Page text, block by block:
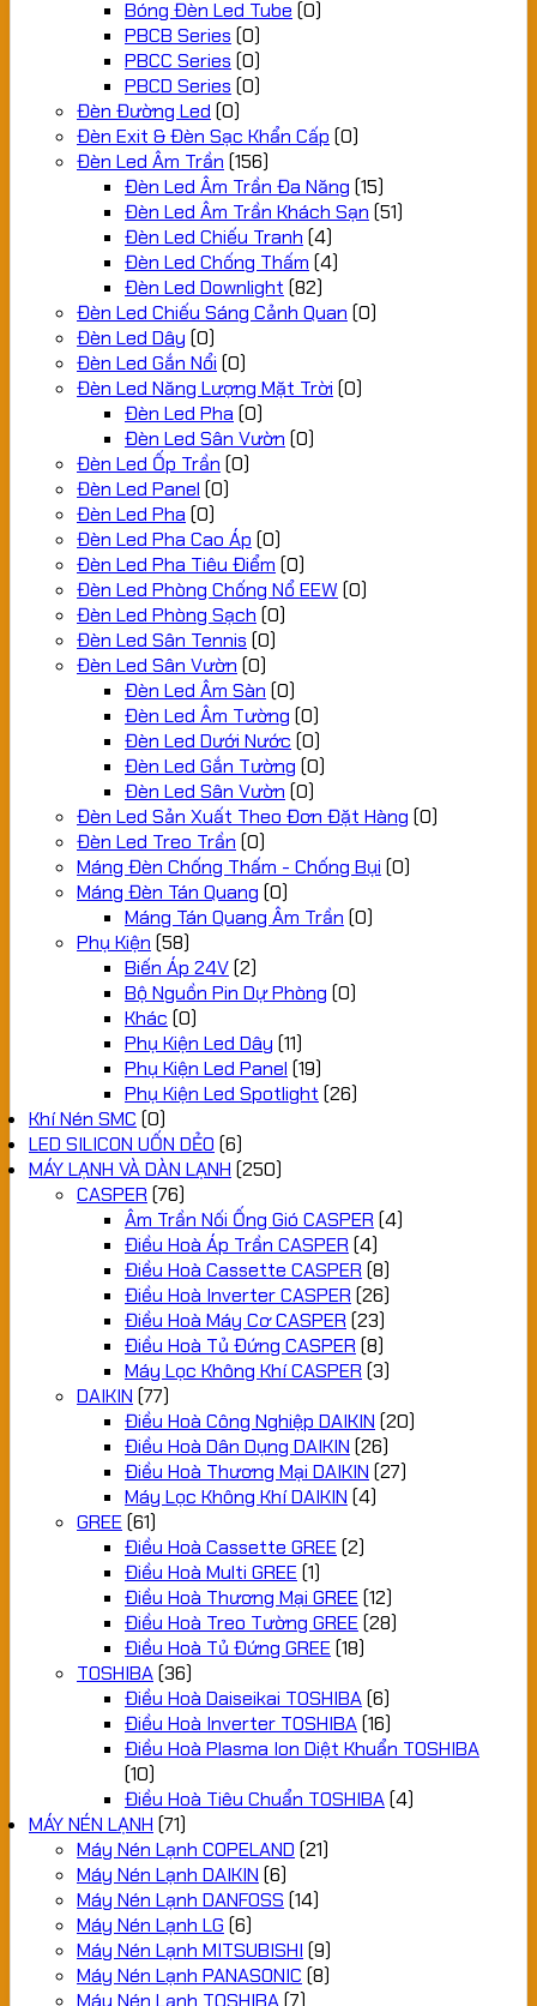
Bóng Đèn Led Tube (0)
PBCB Series (0)
PBCC Series (0)
PBCD Series (0)
Đèn Đường Led (0)
Đèn Exit & Đèn Sạc Khẩn Cấp (0)
Đèn Led Âm Trần (156)
Đèn Led Âm Trần Đa Năng (15)
Đèn Led Âm Trần Khách Sạn (51)
Đèn Led Chiếu Tranh (4)
Đèn Led Chống Thấm (4)
Đèn Led Downlight (82)
Đèn Led Chiếu Sáng Cảnh Quan (0)
Đèn Led Dây (0)
Đèn Led Gắn Nổi (0)
Đèn Led Năng Lượng Mặt Trời (0)
Đèn Led Pha (0)
Đèn Led Sân Vườn (0)
Đèn Led Ốp Trần (0)
Đèn Led Panel (0)
Đèn Led Pha (0)
Đèn Led Pha Cao Áp (0)
Đèn Led Pha Tiêu Điểm (0)
Đèn Led Phòng Chống Nổ EEW (0)
Đèn Led Phòng Sạch (0)
Đèn Led Sân Tennis (0)
Đèn Led Sân Vườn (0)
Đèn Led Âm Sàn (0)
Đèn Led Âm Tường (0)
Đèn Led Dưới Nước (0)
Đèn Led Gắn Tường (0)
Đèn Led Sân Vườn (0)
Đèn Led Sản Xuất Theo Đơn Đặt Hàng (0)
Đèn Led Treo Trần (0)
Máng Đèn Chống Thấm - Chống Bụi (0)
Máng Đèn Tán Quang (0)
Máng Tán Quang Âm Trần (0)
Phụ Kiện (58)
Biến Áp 24V(2)
Bộ Nguồn Pin Dự Phòng (0)
Khác (0)
Phụ Kiện Led Dây (11)
Phụ Kiện Led Panel (19)
Phụ Kiện Led Spotlight (26)
Khí Nén SMC (0)
LED SILICON UỐN DẺO (6)
MÁY LẠNH VÀ DÀN LẠNH (250)
CASPER (76)
Âm Trần Nối Ống Gió CASPER (4)
Điều Hoà Áp Trần CASPER (4)
Điều Hoà Cassette CASPER (8)
Điều Hoà Inverter CASPER (26)
Điều Hoà Máy Cơ CASPER (23)
Điều Hoà Tủ Đứng CASPER (8)
Máy Lọc Không Khí CASPER (3)
DAIKIN (77)
Điều Hoà Công Nghiệp DAIKIN (20)
Điều Hoà Dân Dụng DAIKIN (26)
Điều Hoà Thương Mại DAIKIN (27)
Máy Lọc Không Khí DAIKIN (4)
GREE (61)
Điều Hoà Cassette GREE (2)
Điều Hoà Multi GREE (1)
Điều Hoà Thương Mại GREE (12)
Điều Hoà Treo Tường GREE (28)
Điều Hoà Tủ Đứng GREE (18)
TOSHIBA(36)
Điều Hoà Daiseikai TOSHIBA(6)
Điều Hoà Inverter TOSHIBA(16)
Điều Hoà Plasma Ion Diệt Khuẩn TOSHIBA
(10)
Điều Hoà Tiêu Chuẩn TOSHIBA(4)
MÁY NÉN LẠNH (71)
Máy Nén Lạnh COPELAND (21)
Máy Nén Lạnh DAIKIN (6)
Máy Nén Lạnh DANFOSS (14)
Máy Nén Lạnh LG (6)
Máy Nén Lạnh MITSUBISHI (9)
Máy Nén Lạnh PANASONIC (8)
Máy Nén Lạnh TOSHIBA (7)